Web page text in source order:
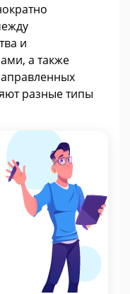
и
а также
разные типы